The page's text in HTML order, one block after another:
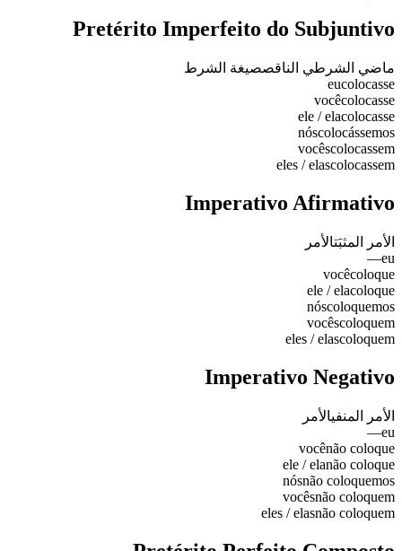
Pretérito Imperfeito do Subjuntivo
ماضي الشرطي الناقصصيغة الشرط
eucolocasse
vocêcolocasse
ele / elacolocasse
nóscolocássemos
vocêscolocassem
eles / elascolocassem
Imperativo Afirmativo
الأمر المثبَتالأمر
eu
—
vocêcoloque
ele / elacoloque
nóscoloquemos
vocêscoloquem
eles / elascoloquem
Imperativo Negativo
الأمر المنفيالأمر
eu
—
vocênão coloque
ele / elanão coloque
nósnão coloquemos
vocêsnão coloquem
eles / elasnão coloquem